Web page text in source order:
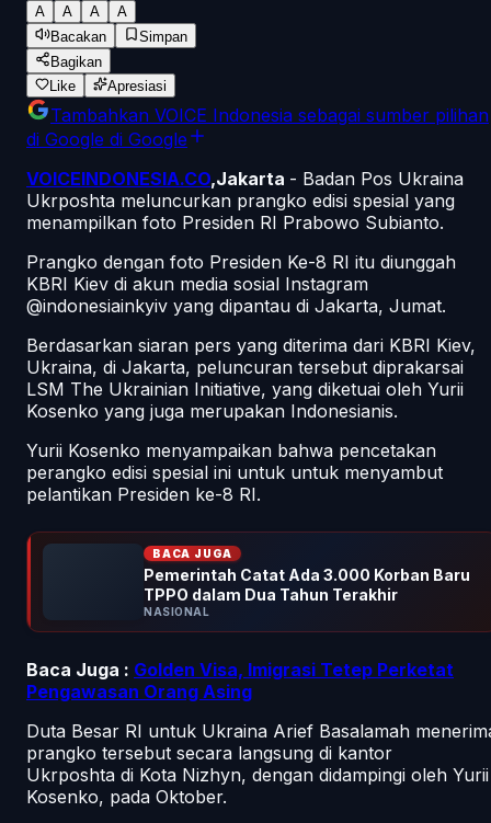
A A A
A
Bacakan
Simpan
Bagikan
Like
Apresiasi
Tambahkan VOICE Indonesia sebagai sumber pilihan
di Google di Google
VOICEINDONESIA.CO,Jakarta - Badan Pos Ukraina
Ukrposhta meluncurkan prangko edisi spesial yang
menampilkan foto Presiden RI Prabowo Subianto.
Prangko dengan foto Presiden Ke-8 RI itu diunggah
KBRI Kiev di akun media sosial Instagram
@indonesiainkyiv yang dipantau di Jakarta, Jumat.
Berdasarkan siaran pers yang diterima dari KBRI Kiev,
Ukraina, di Jakarta, peluncuran tersebut diprakarsai
LSM The Ukrainian Initiative, yang diketuai oleh Yurii
Kosenko yang juga merupakan Indonesianis.
Yurii Kosenko menyampaikan bahwa pencetakan
perangko edisi spesial ini untuk untuk menyambut
pelantikan Presiden ke-8 RI.
BACA JUGA
Pemerintah Catat Ada 3.000 Korban Baru
TPPO dalam Dua Tahun Terakhir
NASIONAL
Baca Juga : Golden Visa, Imigrasi Tetep Perketat
Pengawasan Orang Asing
Duta Besar RI untuk Ukraina Arief Basalamah
prangko tersebut secara langsung di kantor
Ukrposhta di Kota Nizhyn, dengan didampingi oleh Yurii
Kosenko, pada Oktober.